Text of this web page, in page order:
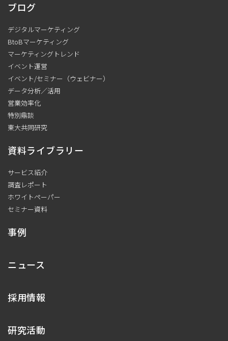
ブログ
デジタルマーケティング
BtoBマーケティング
マーケティングトレンド
イベント運営
イベント/セミナー（ウェビナー）
データ分析／活用
営業効率化
特別鼎談
東大共同研究
資料ライブラリー
サービス紹介
調査レポート
ホワイトペーパー
セミナー資料
事例
ニュース
採用情報
研究活動